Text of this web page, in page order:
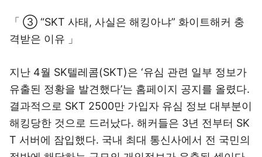
「 ③ “SKT 사태, 사실은 해킹아냐” 화이트해커 충
격받은 이유 」
지난 4월 SK텔레콤(SKT)은 ‘유심 관련 일부 정보가
유출된 정황을 발견했다’는 홈페이지 공지를 올렸다.
결과적으로 SKT 2500만 가입자 유심 정보 대부분이
해킹당한 것으로 드러났다. 해커들은 3년 전부터 SK
T 서버에 잠입했다. 국내 최대 통신사에서 전 국민의